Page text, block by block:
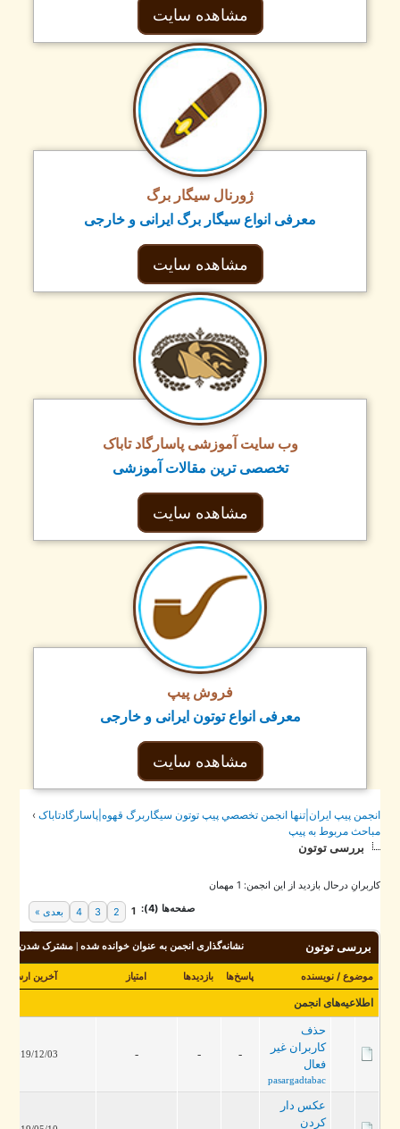
مشاهده سایت
ژورنال سیگار برگ
معرفی انواع سیگار برگ ایرانی و خارجی
مشاهده سایت
وب سایت آموزشی پاسارگاد تاباک
تخصصی ترین مقالات آموزشی
مشاهده سایت
فروش پیپ
معرفی انواع توتون ایرانی و خارجی
مشاهده سایت
پيپ ايران|تنها انجمن تخصصي پيپ توتون سيگاربرگ قهوه|پاسارگادتاباک›
مربوط به پيپ
بررسی توتون
درحال بازدید از این انجمن: 1 مهمان
صفحه‌ها (4):
1
2 بعدی »
نشانه‌گذاری انجمن به عنوان خوانده شده| مشترک شدن در این بررسی توتون
موضوع/نویسنده پاسخ‌ها بازدید‌ها آخرین ارسال [
اطلاعیه‌های انجمن
کاربران غیر
pasargadtabac
2019/12/03، 12:58 PM
عکس دار
کردن